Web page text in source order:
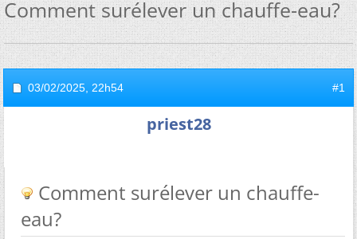
Comment surélever un chauffe-eau?
03/02/2025, 22h54 #1
priest28
Comment surélever un chauffe-
eau?